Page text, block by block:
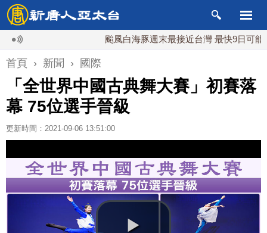
颱風白海豚週末最接近台灣 最快9日可能登陸中
首頁 › 新聞 › 國際
「全世界中國古典舞大賽」初賽落
幕 75位選手晉級
更新時間：2021-09-06 13:51:00